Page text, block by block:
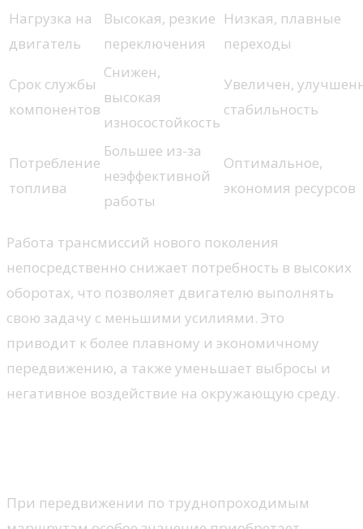
Нагрузка на
двигатель
Высокая, резкие
переключения
Низкая, плавные
переходы
Срок службы
компонентов
Снижен,
высокая
износостойкость
Увеличен,
стабильность
Потребление
топлива
Большее из-за
неэффективной
работы
Оптимальное,
экономия ресурсов
Работа трансмиссий нового поколения
непосредственно снижает потребность в высоких
оборотах, что позволяет двигателю выполнять
свою задачу с меньшими усилиями. Это
приводит к более плавному и экономичному
передвижению, а также уменьшает выбросы и
негативное воздействие на окружающую среду.
При передвижении по труднопроходимым